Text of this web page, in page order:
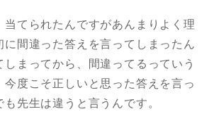
当てられたんですがあんまりよく理
間違った答えを言ってしまったん
まってから、間違ってるっていう
度こそ正しいと思った答えを言っ
先生は違うと言うんです。